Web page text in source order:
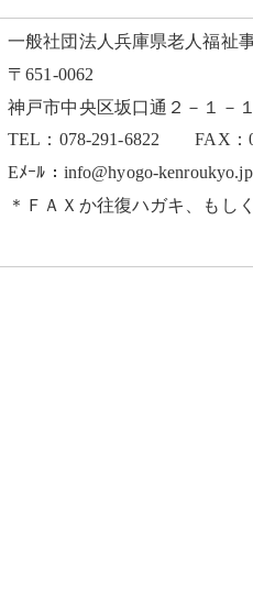
一般社団法人兵庫県老人福祉
〒651-0062
神戸市中央区坂口通２－１
TEL：078-291-6822 FAX：
Eﾒｰﾙ：info@hyogo-kenroukyo.jp
＊ＦＡＸか往復ハガキ、もし